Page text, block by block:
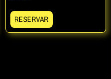
RESERVAR